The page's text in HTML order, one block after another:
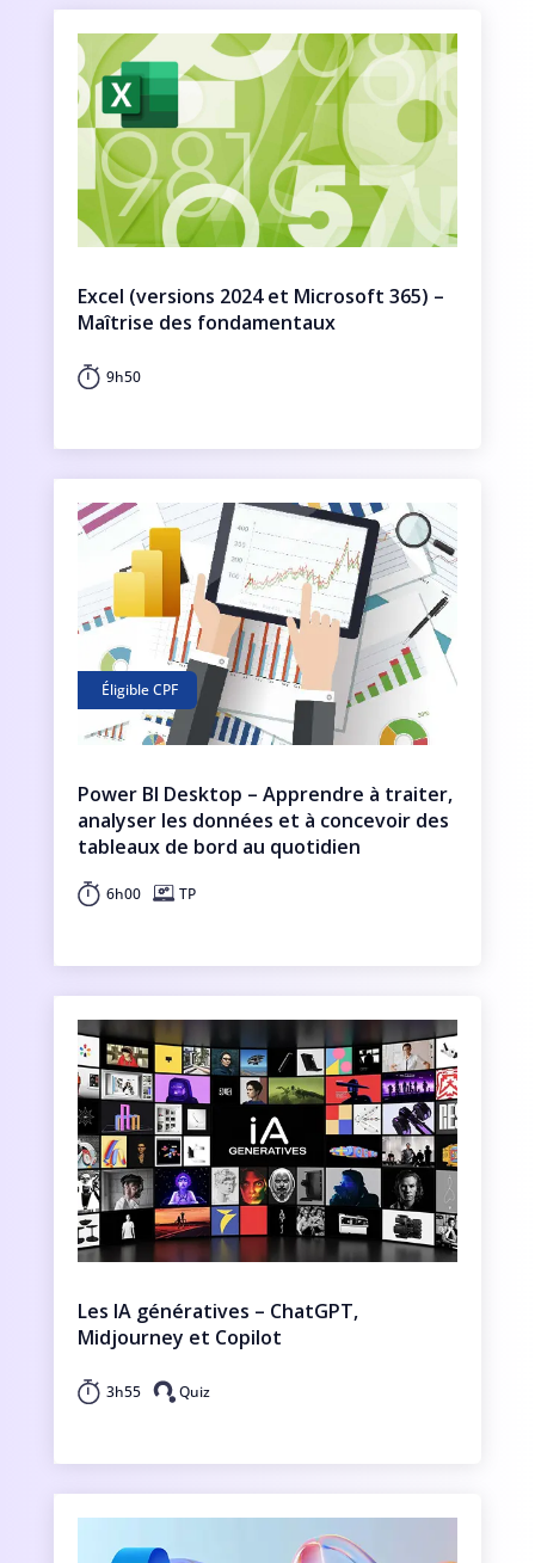
Excel (versions 2024 et Microsoft 365) –
Maîtrise des fondamentaux
9h50
Éligible CPF
Power BI Desktop – Apprendre à traiter,
analyser les données et à concevoir des
tableaux de bord au quotidien
6h00 TP
Les IA génératives – ChatGPT,
Midjourney et Copilot
3h55 Quiz